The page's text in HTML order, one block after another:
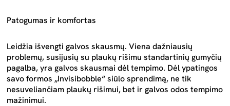
Patogumas ir komfortas
Leidžia išvengti galvos skausmų. Viena dažniausių
problemų, susijusių su plaukų rišimu standartinių gumyčių
pagalba, yra galvos skausmai dėl tempimo. Dėl ypatingos
savo formos „Invisibobble“ siūlo sprendimą, ne tik
nesuveliančiam plaukų rišimui, bet ir galvos odos tempimo
mažinimui.